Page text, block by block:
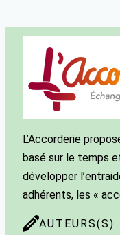
L’Accorderie
basé sur le temps
développer
adhérents, les «
AUTEURS(S)